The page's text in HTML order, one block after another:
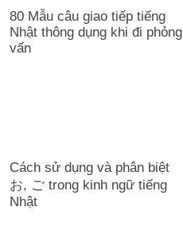
80 Mẫu câu giao tiếp tiếng
Nhật thông dụng khi đi phỏng
vấn
Cách sử dụng và phân biệt
お, ご trong kinh ngữ tiếng
Nhật